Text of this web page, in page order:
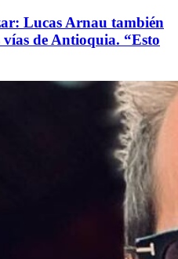
Lucas Arnau también
vías de Antioquia. “Esto